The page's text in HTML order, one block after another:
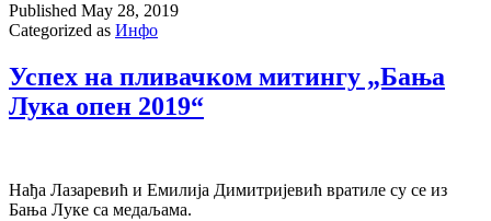
Published May 28, 2019
Categorized as Инфо
Успех на пливачком митингу „Бања
Лука опен 2019“
Нађа Лазаревић и Емилија Димитријевић вратиле су се из
Бања Луке са медаљама.